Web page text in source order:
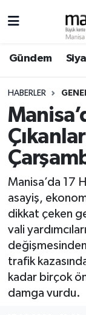
Gündem
HABERLER
Manisa’da 17
asayiş,
dikkat çeken
vali
değişmesinden
trafik
kadar birçok
damga vurdu.
Ege
Ekonomi
Genel
Gündem
Resmi İlan
Siyaset
Spor
Türkiye
Süper Lig
Tüm
Son
Haber